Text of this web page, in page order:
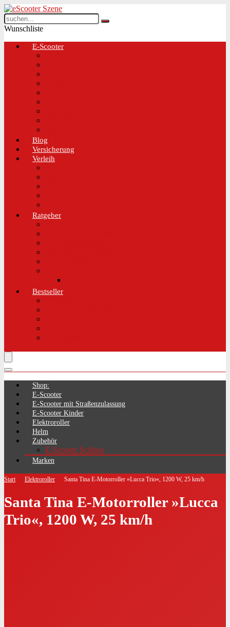
Wunschliste
E-Scooter
Blog
Versicherung
Verleih
Ratgeber
Bestseller
Shop:
E-Scooter
E-Scooter mit Straßenzulassung
E-Scooter Kinder
Elektroroller
Helm
Zubehör
E-Scooter Schloss
Marken
Start Elektroroller Santa Tina E-Motorroller »Lucca Trio«, 1200 W, 25 km/h
Santa Tina E-Motorroller »Lucca
Trio«, 1200 W, 25 km/h